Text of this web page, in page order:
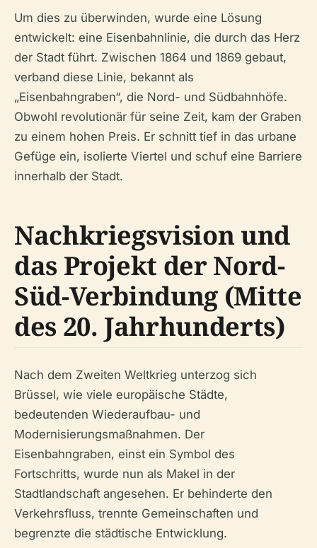
Um dies zu überwinden, wurde eine Lösung
entwickelt: eine Eisenbahnlinie, die durch das Herz
der Stadt führt. Zwischen 1864 und 1869 gebaut,
verband diese Linie, bekannt als
„Eisenbahngraben“, die Nord- und Südbahnhöfe.
Obwohl revolutionär für seine Zeit, kam der Graben
zu einem hohen Preis. Er schnitt tief in das urbane
Gefüge ein, isolierte Viertel und schuf eine Barriere
innerhalb der Stadt.
Nachkriegsvision und
das Projekt der Nord-
Süd-Verbindung (Mitte
des 20. Jahrhunderts)
Nach dem Zweiten Weltkrieg unterzog sich
Brüssel, wie viele europäische Städte,
bedeutenden Wiederaufbau- und
Modernisierungsmaßnahmen. Der
Eisenbahngraben, einst ein Symbol des
Fortschritts, wurde nun als Makel in der
Stadtlandschaft angesehen. Er behinderte den
Verkehrsfluss, trennte Gemeinschaften und
begrenzte die städtische Entwicklung.